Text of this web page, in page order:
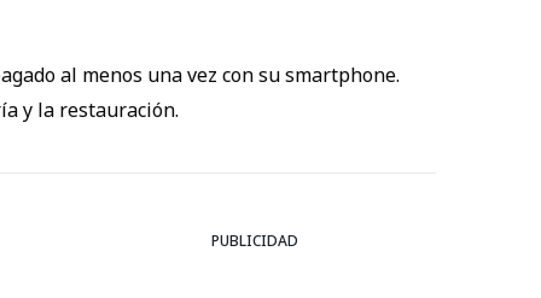
al menos una vez con su smartphone.
y la restauración.
PUBLICIDAD